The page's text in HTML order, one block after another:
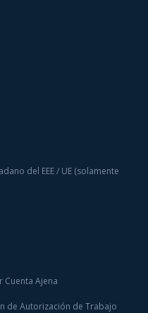
del EEE / UE (solamente
Cuenta Ajena
de Autorización de Trabajo